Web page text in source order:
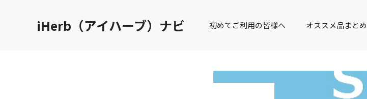
iHerb（アイハーブ）ナビ 初めてご利用の皆様へ オススメ品まとめ